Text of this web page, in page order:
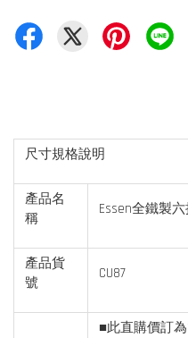
尺寸規格說明
產品名
稱
Essen全鐵製
產品貨
號
CU87
■此直購價訂